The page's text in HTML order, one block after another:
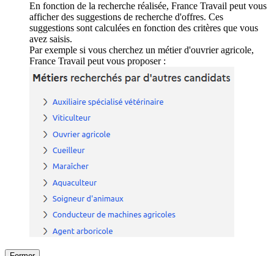
En fonction de la recherche réalisée, France Travail peut vous
afficher des suggestions de recherche d'offres. Ces
suggestions sont calculées en fonction des critères que vous
avez saisis.
Par exemple si vous cherchez un métier d'ouvrier agricole,
France Travail peut vous proposer :